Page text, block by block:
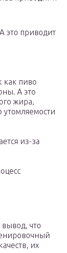
это приводит
как пиво
А это
жира,
из-за
что
их